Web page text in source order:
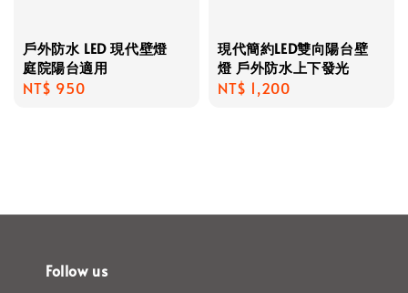
戶外防水 LED 現代壁燈
庭院陽台適用
Regular
NT$ 950
現代簡約LED雙向陽台壁
燈 戶外防水上下發光
Regular
NT$ 1,200
Follow us